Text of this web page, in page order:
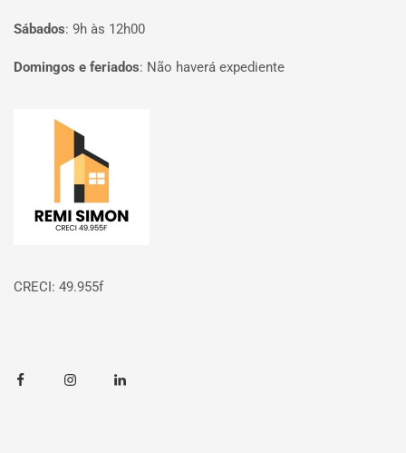
Sábados: 9h às 12h00
Domingos e feriados: Não haverá expediente
Página inicial
CRECI: 49.955f
FacebookInstagramLinkedin